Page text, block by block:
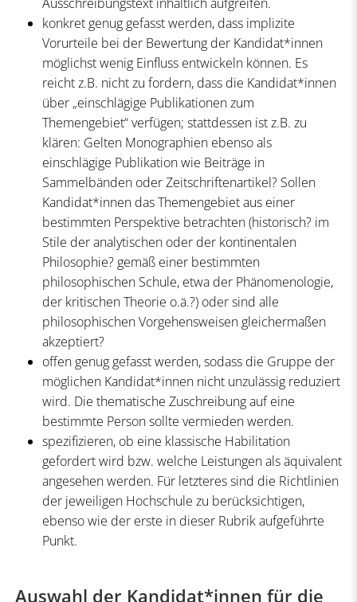
konkret genug gefasst werden, dass implizite
Vorurteile bei der Bewertung der Kandidat*innen
möglichst wenig Einfluss entwickeln können. Es
reicht z.B. nicht zu fordern, dass die Kandidat*innen
über „einschlägige Publikationen zum
Themengebiet“ verfügen; stattdessen ist z.B. zu
klären: Gelten Monographien ebenso als
einschlägige Publikation wie Beiträge in
Sammelbänden oder Zeitschriftenartikel? Sollen
Kandidat*innen das Themengebiet aus einer
bestimmten Perspektive betrachten (historisch? im
Stile der analytischen oder der kontinentalen
Philosophie? gemäß einer bestimmten
philosophischen Schule, etwa der Phänomenologie,
der kritischen Theorie o.ä.?) oder sind alle
philosophischen Vorgehensweisen gleichermaßen
akzeptiert?
offen genug gefasst werden, sodass die Gruppe der
möglichen Kandidat*innen nicht unzulässig reduziert
wird. Die thematische Zuschreibung auf eine
bestimmte Person sollte vermieden werden.
spezifizieren, ob eine klassische Habilitation
gefordert wird bzw. welche Leistungen als äquivalent
angesehen werden. Für letzteres sind die Richtlinien
der jeweiligen Hochschule zu berücksichtigen,
ebenso wie der erste in dieser Rubrik aufgeführte
Punkt.
Auswahl der Kandidat*innen für die